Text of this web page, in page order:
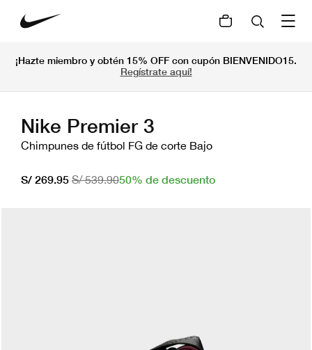
¡Hazte miembro y obtén 15% OFF con cupón BIENVENIDO15.
Regístrate aquí!
Nike Premier 3
Chimpunes de fútbol FG de corte Bajo
S/ 269.95 S/ 539.9050% de descuento